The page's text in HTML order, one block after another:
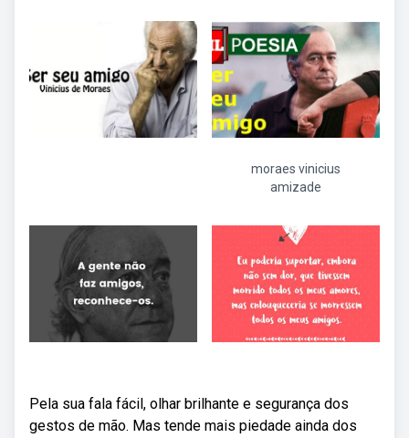
moraes vinicius
amizade
Pela sua fala fácil, olhar brilhante e segurança dos
gestos de mão. Mas tende mais piedade ainda dos